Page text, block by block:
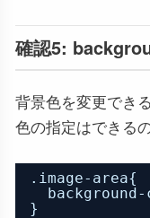
確認5:
背景色を変更でき
色の指定はできる
.image-area{
}